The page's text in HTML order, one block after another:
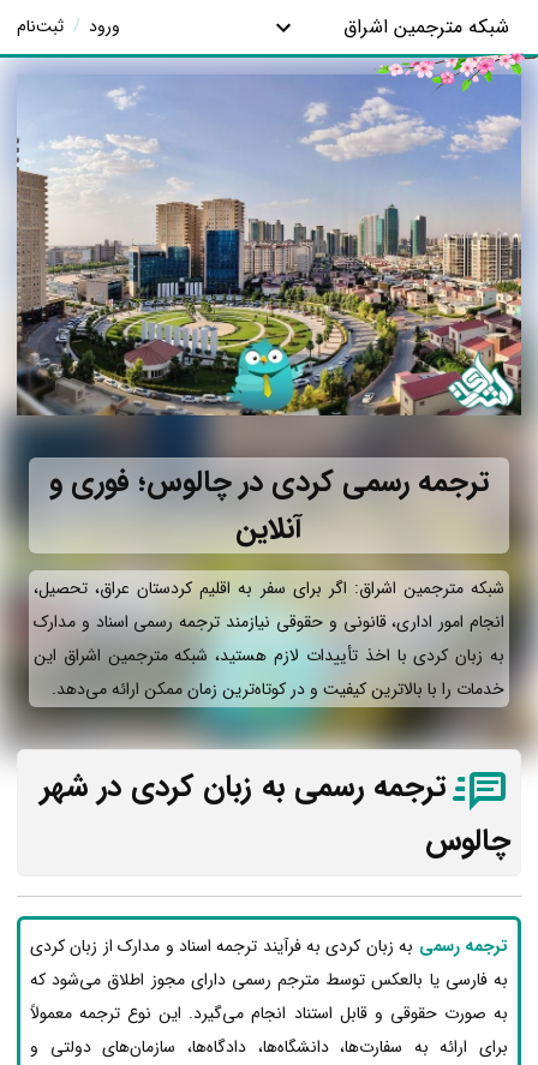
شبکه مترجمین اشراق ورود / ثبت‌نام
ترجمه رسمی کردی در چالوس؛ فوری و
آنلاین
شبکه مترجمین اشراق: اگر برای سفر به اقلیم کردستان عراق، تحصیل،
انجام امور اداری، قانونی و حقوقی نیازمند ترجمه رسمی اسناد و مدارک
به زبان کردی با اخذ تأییدات لازم هستید، شبکه مترجمین اشراق این
خدمات را با بالاترین کیفیت و در کوتاه‌ترین زمان ممکن ارائه می‌دهد.
ترجمه رسمی به زبان کردی در شهر
چالوس
ترجمه رسمی به زبان کردی به فرآیند ترجمه اسناد و مدارک از زبان کردی
به فارسی یا بالعکس توسط مترجم رسمی دارای مجوز اطلاق می‌شود که
به صورت حقوقی و قابل استناد انجام می‌گیرد. این نوع ترجمه معمولاً
برای ارائه به سفارت‌ها، دانشگاه‌ها، دادگاه‌ها، سازمان‌های دولتی و